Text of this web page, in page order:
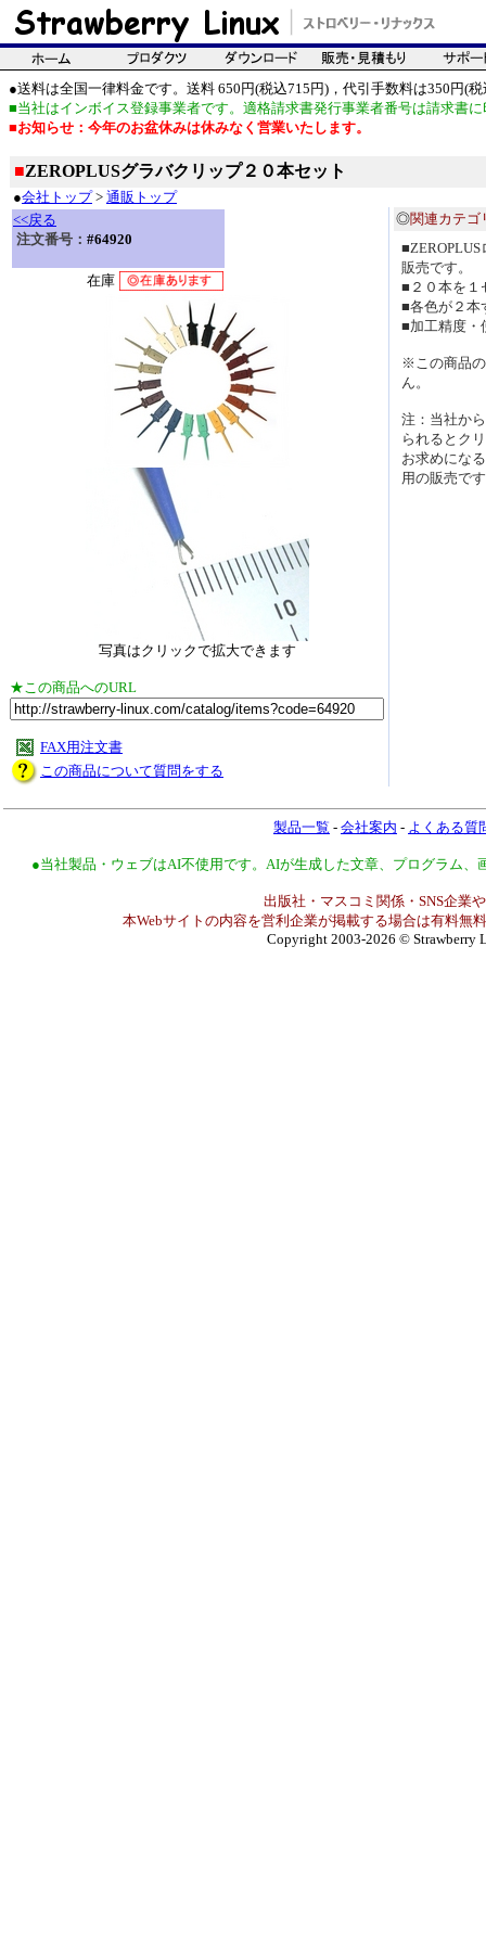
●送料は全国一律料金です。送料 650円(税込715円)，代引手数料は350円(税
■当社はインボイス登録事業者です。適格請求書発行事業者番号は請求書
■お知らせ：今年のお盆休みは休みなく営業いたします。
■ZEROPLUSグラバクリップ２０本セット
●会社トップ> 通販トップ
<<戻る
注文番号： #64920
在庫
写真はクリックで拡大できます
★この商品へのURL
FAX用注文書
この商品について質問をする
◎関連カテゴ
販売です。
■２０本を１
■各色が２本
■加工精度・
※この商品
ん。
注：当社か
られるとク
お求めにな
用の販売で
製品一覧 - 会社案内 - よくある質
●当社製品・ウェブはAI不使用です。AIが生成した文章、プログラム
出版社・マスコミ関係・SNS企業
本Webサイトの内容を営利企業が掲載する場合は有料無
Copyright 2003-2026 © Strawberry